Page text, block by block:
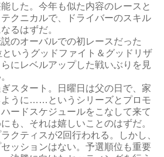
した。今年も似た内容のレースと
クニカルで、ドライバーのスキル
るはずだ。
のオーバルでの初レースだった
いうグッドファイト＆グッドリザ
にレベルアップした戦いぶりを見
スタート。日曜日は父の日で、家
ように……というシリーズとプロモ
ードスケジュールをこなして来て
も、それは嬉しいことのはずだ。
クティスが2回行われる。しかし、
ッションはない。予選順位も重要